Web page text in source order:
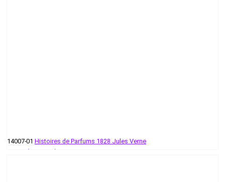
14007-01 Histoires de Parfums 1828 Jules Verne
188 руб - 193 руб